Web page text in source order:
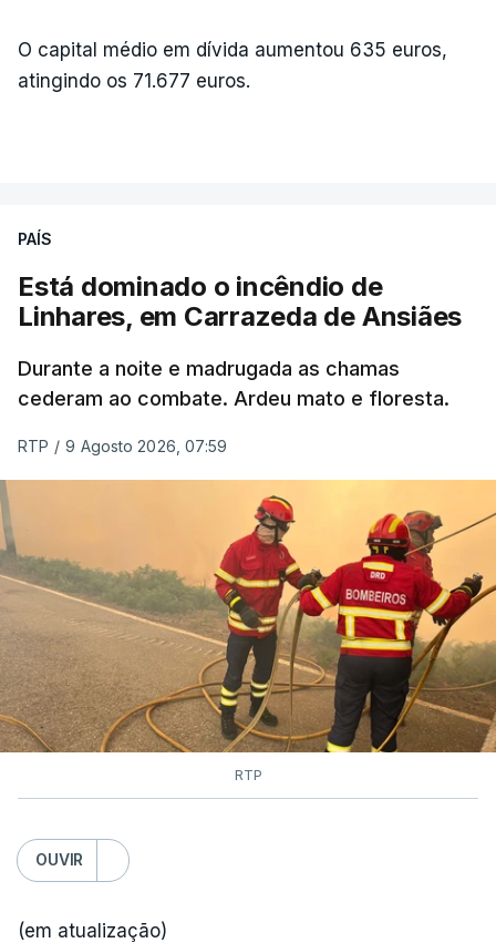
O capital médio em dívida aumentou 635 euros,
atingindo os 71.677 euros.
PAÍS
Está dominado o incêndio de
Linhares, em Carrazeda de Ansiães
Durante a noite e madrugada as chamas
cederam ao combate. Ardeu mato e floresta.
RTP / 9 Agosto 2026, 07:59
RTP
OUVIR
(em atualização)